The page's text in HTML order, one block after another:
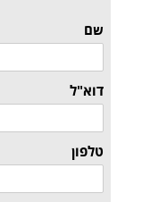
שם
דוא"ל
טלפון